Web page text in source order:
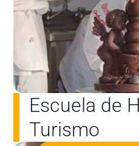
Escuela de
Turismo